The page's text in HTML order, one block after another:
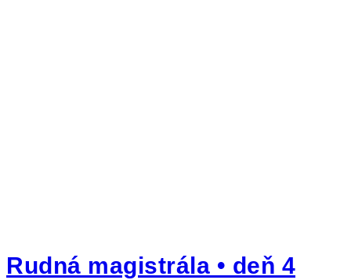
Rudná magistrála • deň 4